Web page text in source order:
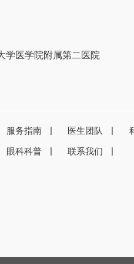
学医学院附属第二医院
服务指南 医生团队
眼科科普 联系我们